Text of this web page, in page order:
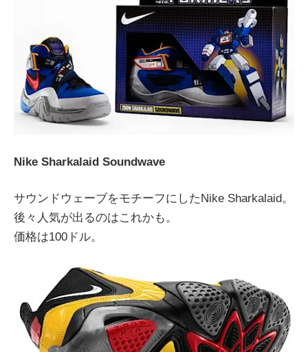
Nike Sharkalaid Soundwave
サウンドウェーブをモチーフにしたNike Sharkalaid。
後々人気が出るのはこれかも。
価格は100ドル。